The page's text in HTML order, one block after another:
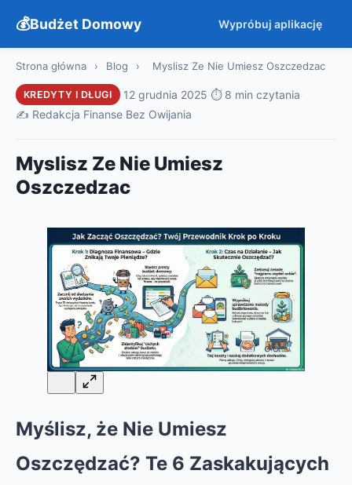
Budżet Domowy Wypróbuj aplikację
Strona główna › Blog › Myslisz Ze Nie Umiesz Oszczedzac
KREDYTY I DŁUGI · 12 grudnia 2025 ⏱ 8 min czytania
✍️ Redakcja Finanse Bez Owijania
Myslisz Ze Nie Umiesz
Oszczedzac
Myślisz, że Nie Umiesz
Oszczędzać? Te 6 Zaskakujących